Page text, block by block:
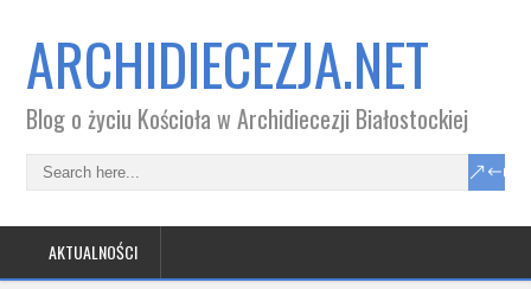
ARCHIDIECEZJA.NET
Blog o życiu Kościoła w Archidiecezji Białostockiej
AKTUALNOŚCI